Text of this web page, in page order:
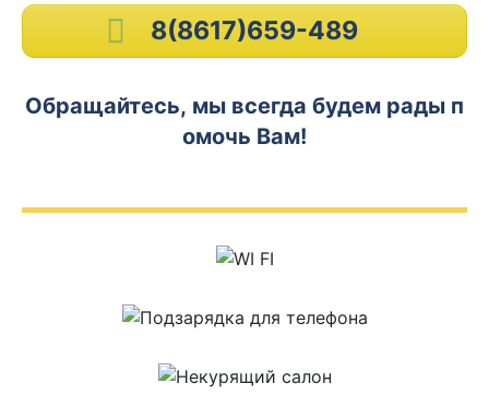
8(8617)659-489
Обращайтесь, мы всегда будем рады п
омочь Вам!